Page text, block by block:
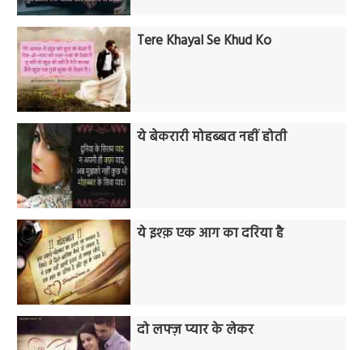
Tere Khayal Se Khud Ko
ये बेकरारी मोहब्बत नहीं होती
ये इश्क़ एक आग का दरिया है
दो लफ्ज़ प्यार के लेकर